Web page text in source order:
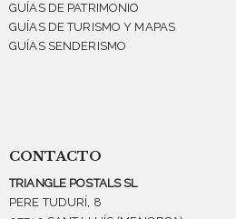
GUÍAS DE PATRIMONIO
GUÍAS DE TURISMO Y MAPAS
GUÍAS SENDERISMO
CONTACTO
TRIANGLE POSTALS SL
PERE TUDURÍ, 8